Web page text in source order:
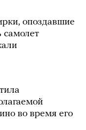
опоздавшие
самолет
во время его